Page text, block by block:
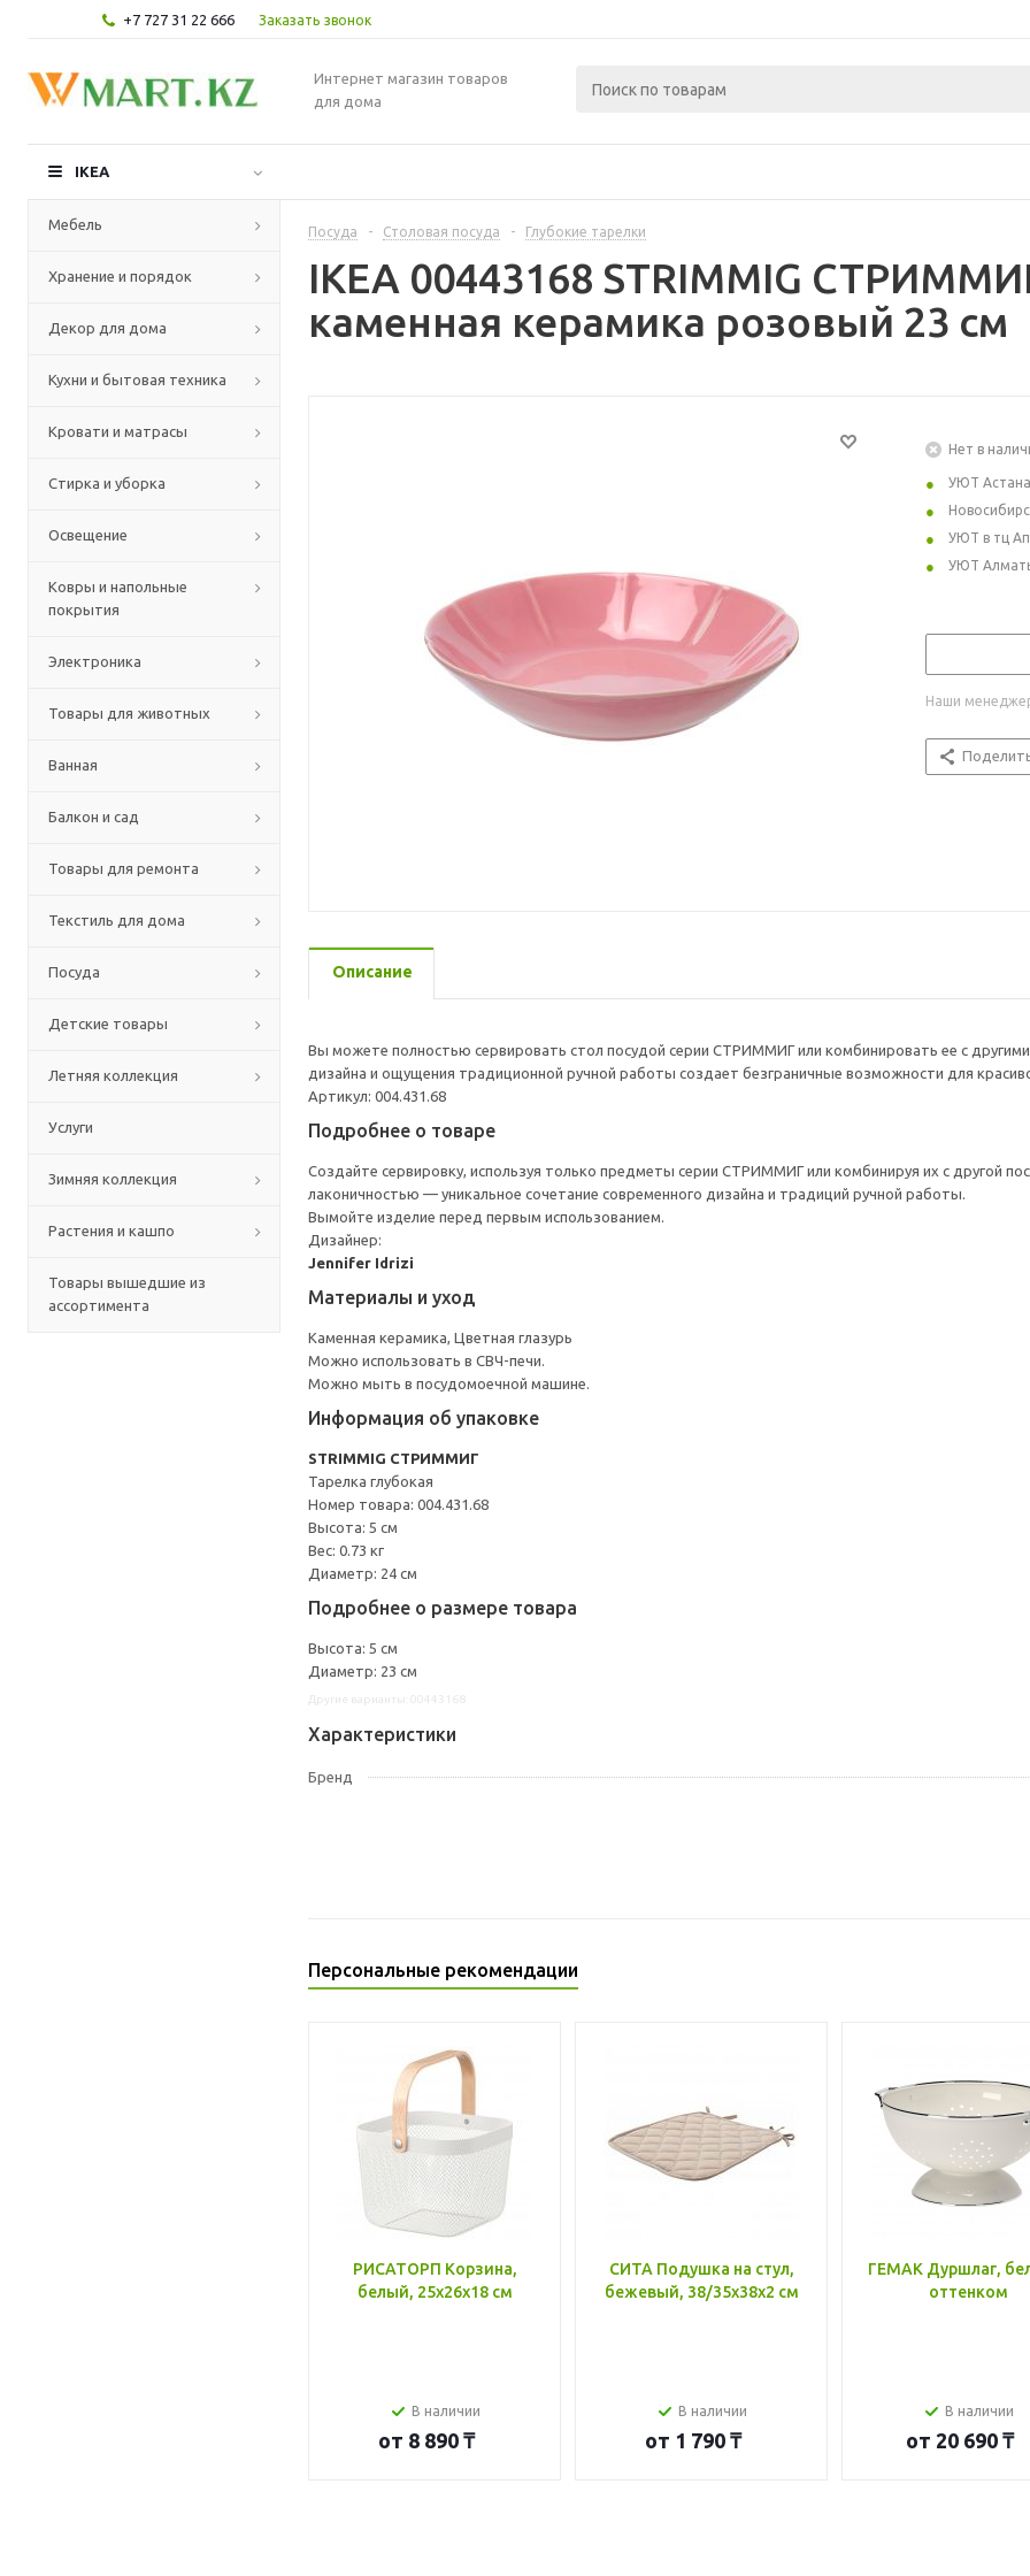
+7 727 31 22 666 Заказать звонок
Интернет магазин товаров
для дома
IKEA
Мебель
Хранение и порядок
Декор для дома
Кухни и бытовая техника
Кровати и матрасы
Стирка и уборка
Освещение
Ковры и напольные
покрытия
Электроника
Товары для животных
Ванная
Балкон и сад
Товары для ремонта
Текстиль для дома
Посуда
Детские товары
Летняя коллекция
Услуги
Зимняя коллекция
Растения и кашпо
Товары вышедшие из
ассортимента
Посуда - Столовая посуда - Глубокие тарелки
IKEA 00443168 STRIMMIG
каменная керамика розовый 23 см
Нет в
УЮТ Астана
УЮТ в тц
УЮТ
Наши
Описание
Вы можете полностью сервировать стол посудой серии СТРИММИГ или комбинировать ее с
дизайна и ощущения традиционной ручной работы создает безграничные возможности для
Артикул: 004.431.68
Подробнее о товаре
Создайте сервировку, используя только предметы серии СТРИММИГ или комбинируя их с другой
лаконичностью — уникальное сочетание современного дизайна и традиций ручной работы.
Вымойте изделие перед первым использованием.
Дизайнер:
Jennifer Idrizi
Материалы и уход
Каменная керамика, Цветная глазурь
Можно использовать в СВЧ-печи.
Можно мыть в посудомоечной машине.
Информация об упаковке
STRIMMIG СТРИММИГ
Тарелка глубокая
Номер товара: 004.431.68
Высота: 5 см
Вес: 0.73 кг
Диаметр: 24 см
Подробнее о размере товара
Высота: 5 см
Диаметр: 23 см
Характеристики
Бренд
Персональные рекомендации
РИСАТОРП Корзина,
белый, 25x26x18 см
В наличии
от 8 890 ₸
СИТА Подушка на стул,
бежевый, 38/35x38x2 см
В наличии
от 1 790 ₸
ГЕМАК Дуршлаг,
оттенком
В наличии
от 20 690 ₸